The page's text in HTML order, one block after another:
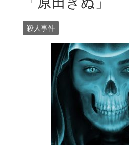
殺人事件